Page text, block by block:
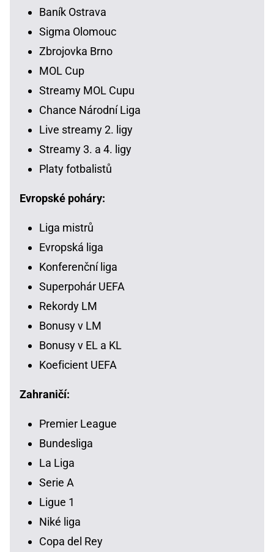
Baník Ostrava
Sigma Olomouc
Zbrojovka Brno
MOL Cup
Streamy MOL Cupu
Chance Národní Liga
Live streamy 2. ligy
Streamy 3. a 4. ligy
Platy fotbalistů
Evropské poháry:
Liga mistrů
Evropská liga
Konferenční liga
Superpohár UEFA
Rekordy LM
Bonusy v LM
Bonusy v EL a KL
Koeficient UEFA
Zahraničí:
Premier League
Bundesliga
La Liga
Serie A
Ligue 1
Niké liga
Copa del Rey